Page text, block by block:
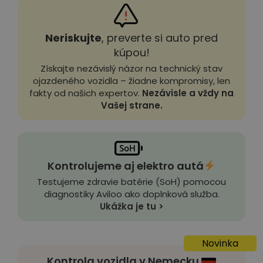
Neriskujte, preverte si auto pred
kúpou!
Získajte nezávislý názor na technický stav
ojazdeného vozidla – žiadne kompromisy, len
fakty od našich expertov. Nezávisle a vždy na
Vašej strane.
Kontrolujeme aj elektro autá
Testujeme zdravie batérie (SoH) pomocou
diagnostiky Aviloo ako doplnková služba.
Ukážka je tu >
Novinka